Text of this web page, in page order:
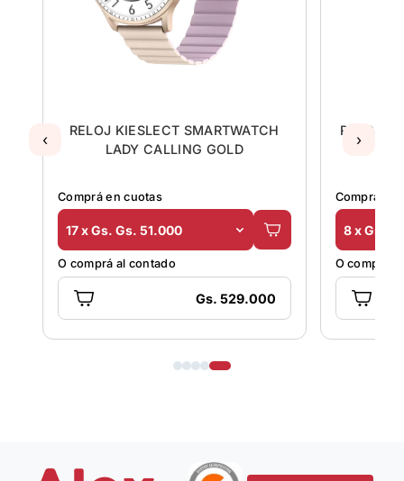
RELOJ KIESLECT SMARTWATCH
LADY CALLING GOLD
Comprá en cuotas
17 x Gs. Gs. 51.000
O comprá al contado
Gs. 529.000
RELOJ
Comprá en
8 x Gs.
O comprá
‹ ›